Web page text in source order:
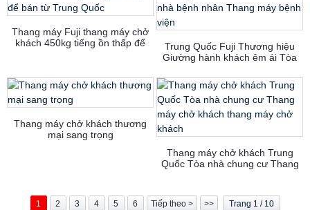
Thang máy Fuji thang máy chở
khách 450kg tiếng ồn thấp để
Trung Quốc Fuji Thương hiệu
Giường hành khách êm ái Tòa
viện
Thang máy chở khách thương
mại sang trọng
Thang máy chở khách Trung
Quốc Tòa nhà chung cư Thang
1 2 3 4 5 6 Tiếp theo > >> Trang 1 / 10